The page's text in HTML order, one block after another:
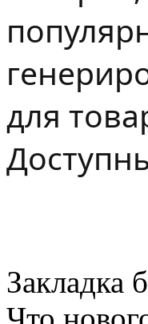
для
Закладка